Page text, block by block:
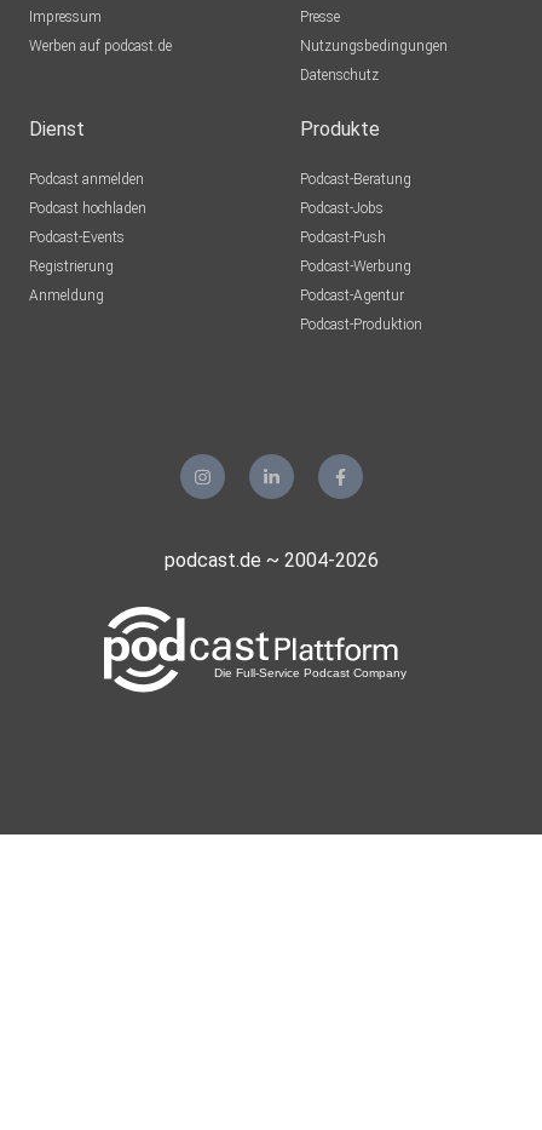
Impressum
Werben auf podcast.de
Presse
Nutzungsbedingungen
Datenschutz
Dienst
Podcast anmelden
Podcast hochladen
Podcast-Events
Registrierung
Anmeldung
Produkte
Podcast-Beratung
Podcast-Jobs
Podcast-Push
Podcast-Werbung
Podcast-Agentur
Podcast-Produktion
podcast.de ~ 2004-2026